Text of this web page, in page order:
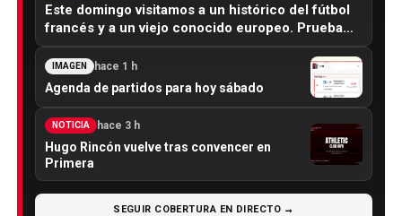
Este domingo visitamos a un histórico del fútbol
francés y a un viejo conocido europeo. Prueba…
IMAGEN hace 1 h
Agenda de partidos para hoy sábado
NOTICIA hace 3 h
Hugo Rincón vuelve tras convencer en
Primera
SEGUIR COBERTURA EN DIRECTO →